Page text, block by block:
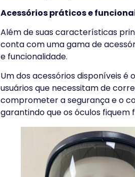
Acessórios práticos e
Além de suas características
conta com uma gama de
e funcionalidade.
Um dos acessórios disponíveis
usuários que necessitam de
comprometer a segurança e o
garantindo que os óculos fiquem